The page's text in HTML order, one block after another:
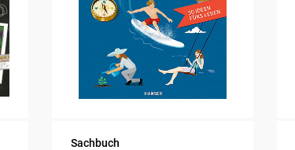
Sachbuch